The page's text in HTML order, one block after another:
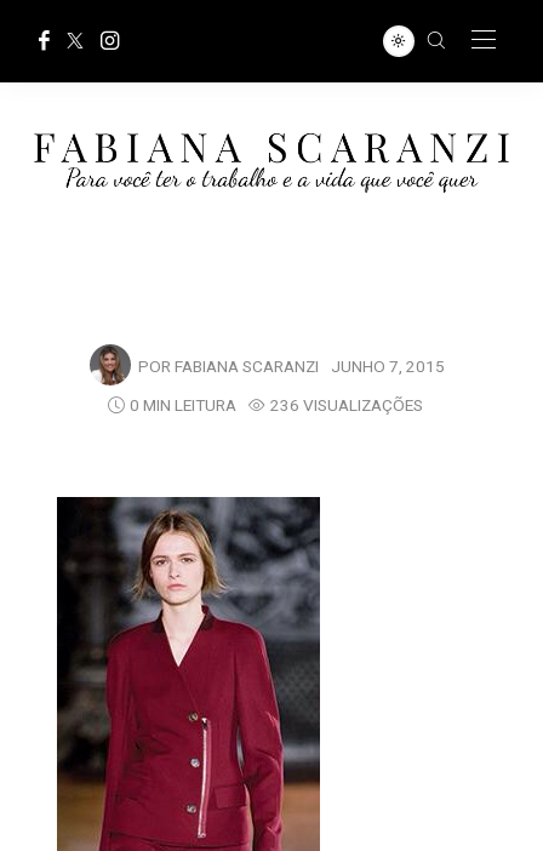
POR FABIANA SCARANZI JUNHO 7, 2015
0 MIN LEITURA
236 VISUALIZAÇÕES